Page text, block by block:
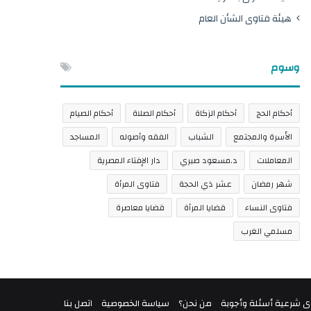
هيئة فتاوى الشأن العام
وسوم
أحكام الحج أحكام الزكاة أحكام الصلاة
أحكام الصيام
الأسرة والمجتمع
الشباب الفقه وأصوله
المساجد
المعاملات
د.مسعود صبري
دار الإفتاء المصرية
شهر رمضان
عشر ذي الحجة
فتاوى المرأة
فتاوى النساء
قضايا المرأة
قضايا معاصرة
مسلمي الغرب
شرعية أسئلة وأجوبة من نحن؟ سياسة الخصوصية اتصل بنا